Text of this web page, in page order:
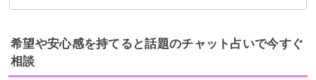
理想的なパートナーと結ばれた
プロジェクトを成功させられた
趣味の絵画で個展を開いた
希望や安心感を持てると話題のチャット占いで今すぐ
相談